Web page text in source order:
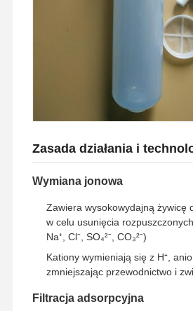
Się Z
Wycenę
Laboratoryjny system wody
Maszyna do wody ultraczystej
system oczyszczania wody
Urządzenia do wody ultraczystej
System filtracji wody ultraczystej
Zasada działania i
Wymiana jonowa
Zawiera wysokowydajną żywicę
w celu usunięcia rozpuszczonych
Na⁺, Cl⁻, SO₄²⁻, CO₃²⁻)
Kationy wymieniają się z H⁺,
zmniejszając przewodnictwo i
Filtracja adsorpcyjna